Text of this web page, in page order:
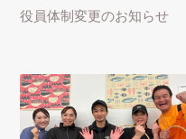
役員体制変更のお知らせ